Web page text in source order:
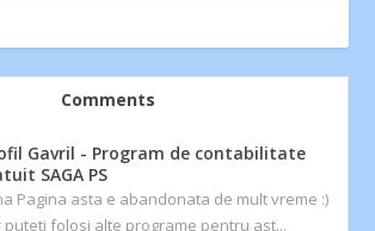
Comments
Gavril - Program de contabilitate
SAGA PS
Pagina asta e abandonata de mult vreme :)
puteti folosi alte programe pentru ast...